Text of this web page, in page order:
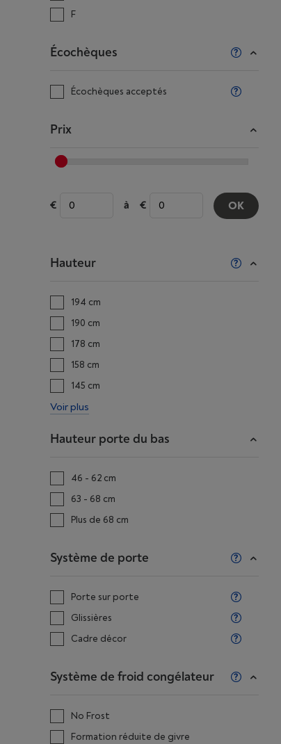
F
Écochèques
Écochèques acceptés
Prix
à OK
Hauteur
194 cm
190 cm
178 cm
158 cm
145 cm
Voir plus
Hauteur porte du bas
46 - 62 cm
63 - 68 cm
Plus de 68 cm
Système de porte
Porte sur porte
Glissières
Cadre décor
Système de froid congélateur
No Frost
Formation réduite de givre